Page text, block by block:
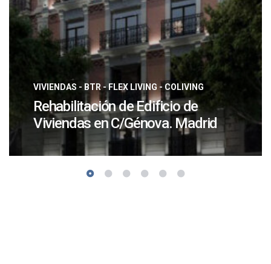
VIVIENDAS - BTR - FLEX LIVING - COLIVING
Rehabilitación de Edificio de
Viviendas en C/Génova. Madrid